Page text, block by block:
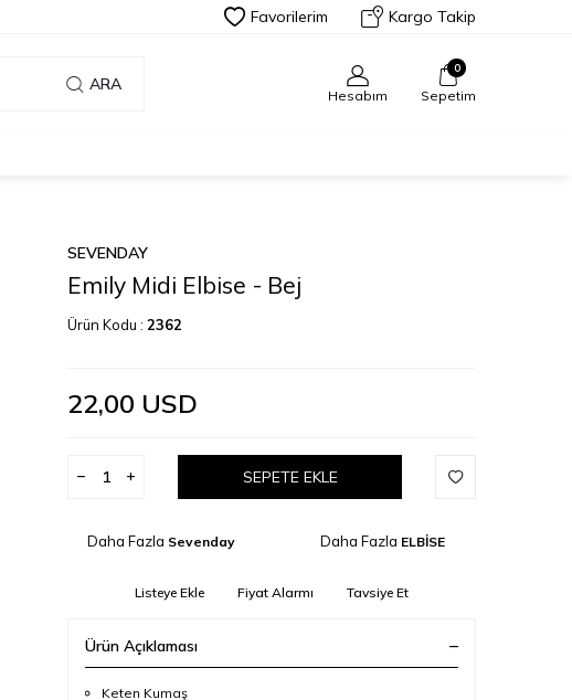
Favorilerim Kargo Takip
ARA
Hesabım
0
Sepetim
SEVENDAY
Emily Midi Elbise - Bej
Ürün Kodu : 2362
22,00 USD
SEPETE EKLE
Daha Fazla Sevenday Daha Fazla ELBİSE
Listeye Ekle Fiyat Alarmı Tavsiye Et
Ürün Açıklaması
Keten Kumaş